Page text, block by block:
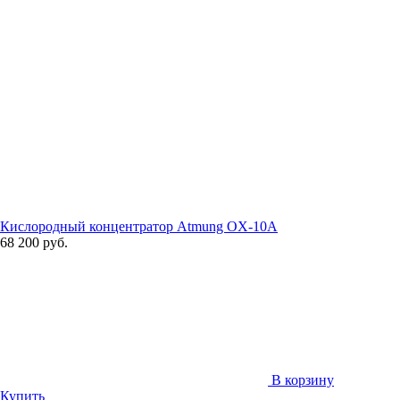
Кислородный концентратор Atmung OX-10A
68 200 руб.
В корзину
Купить